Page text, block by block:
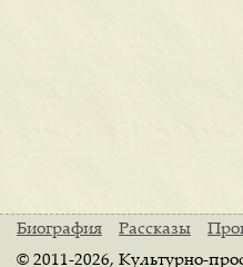
Биография Рассказы
© 2011-2026, Культурно-